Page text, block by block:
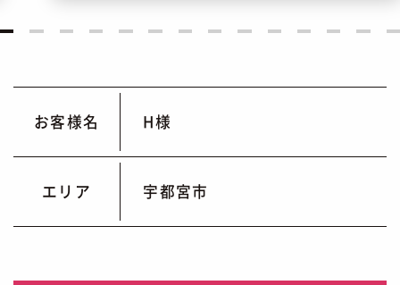
お客様名 H様
エリア 宇都宮市